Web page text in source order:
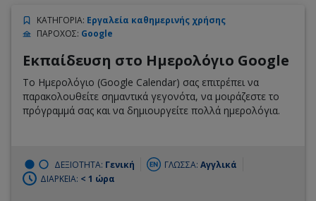
ΚΑΤΗΓΟΡΙΑ: Εργαλεία καθημερινής χρήσης
ΠΑΡΟΧΟΣ: Google
Εκπαίδευση στο Ημερολόγιο Google
Το Ημερολόγιο (Google Calendar) σας επιτρέπει να
παρακολουθείτε σημαντικά γεγονότα, να μοιράζεστε το
πρόγραμμά σας και να δημιουργείτε πολλά ημερολόγια.
ΔΕΞΙΟΤΗΤΑ: Γενική ΓΛΩΣΣΑ: Αγγλικά
ΔΙΑΡΚΕΙΑ: < 1 ώρα